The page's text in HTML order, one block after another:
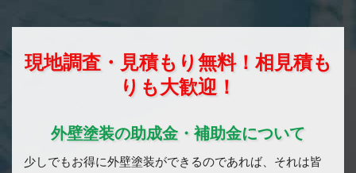
現地調査・見積もり無料！相見積も
りも大歓迎！
外壁塗装の助成金・補助金について
少しでもお得に外壁塗装ができるのであれば、それは皆